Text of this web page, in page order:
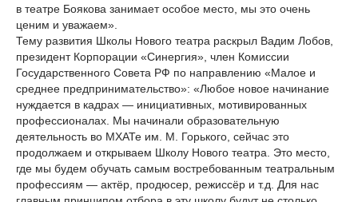
в театре Боякова занимает особое место, мы это очень
ценим и уважаем».
Тему развития Школы Нового театра раскрыл Вадим Лобов,
президент Корпорации «Синергия», член Комиссии
Государственного Совета РФ по направлению «Малое и
среднее предпринимательство»: «Любое новое начинание
нуждается в кадрах — инициативных, мотивированных
профессионалах. Мы начинали образовательную
деятельность во МХАТе им. М. Горького, сейчас это
продолжаем и открываем Школу Нового театра. Это место,
где мы будем обучать самым востребованным театральным
профессиям — актёр, продюсер, режиссёр и т.д. Для нас